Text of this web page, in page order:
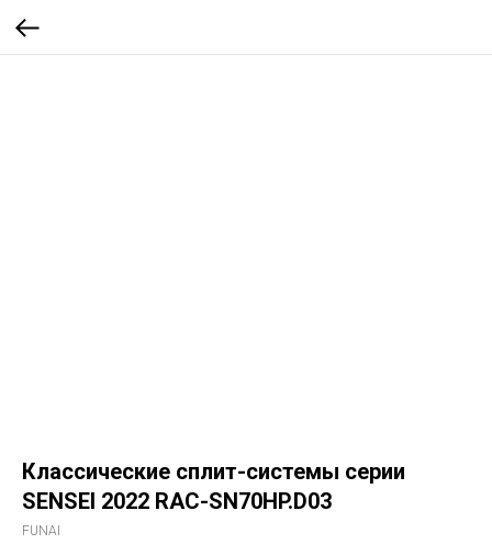
Классические сплит-системы серии
SENSEI 2022 RAC-SN70HP.D03
FUNAI